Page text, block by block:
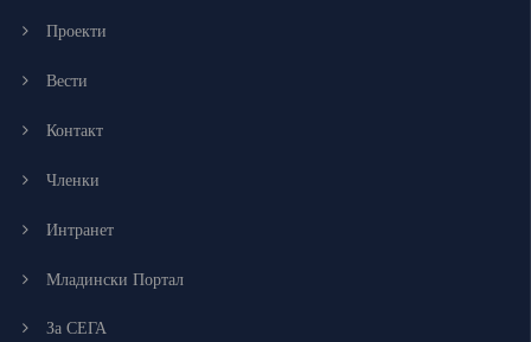
Проекти
Вести
Контакт
Членки
Интранет
Младински Портал
За СЕГА